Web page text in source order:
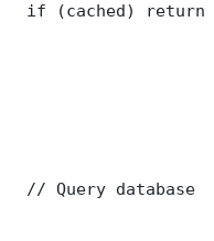
if (cached) return
// Query database